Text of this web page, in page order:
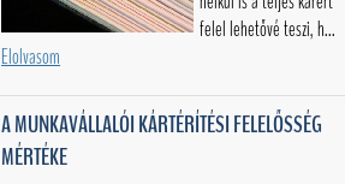
felel lehetővé teszi, h...
Elolvasom
A MUNKAVÁLLALÓI KÁRTÉRÍTÉSI FELELŐSSÉG
MÉRTÉKE